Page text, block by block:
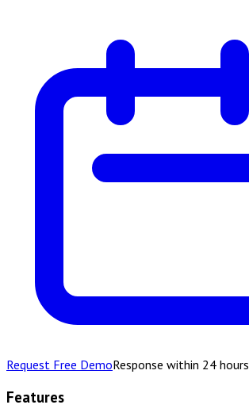
Request Free DemoResponse within 24 hours
Features